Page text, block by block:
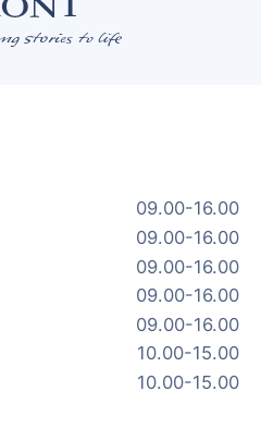
09.00-16.00
09.00-16.00
09.00-16.00
09.00-16.00
09.00-16.00
10.00-15.00
10.00-15.00